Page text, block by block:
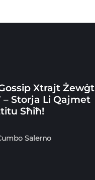
Xtrajt Żewġt
– Storja Li Qajmet
Sħiħ!
Salerno